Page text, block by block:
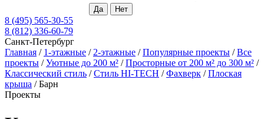
8 (495) 565-30-55
8 (812) 336-60-79
Санкт-Петербург
Главная / 1-этажные / 2-этажные /Популярные проекты /Все
проекты /Уютные до 200 м² /Просторные от 200 м² до 300 м² /
Классический стиль /Стиль HI-TECH /Фахверк /Плоская
крыша /Барн
Проекты